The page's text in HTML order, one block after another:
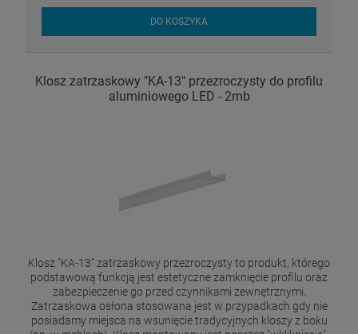
DO KOSZYKA
Klosz zatrzaskowy "KA-13" przezroczysty do profilu
aluminiowego LED - 2mb
Klosz "KA-13" zatrzaskowy przezroczysty to produkt, którego
podstawową funkcją jest estetyczne zamknięcie profilu oraz
zabezpieczenie go przed czynnikami zewnętrznymi.
Zatrzaskowa osłona stosowana jest w przypadkach gdy nie
posiadamy miejsca na wsunięcie tradycyjnych kloszy z boku